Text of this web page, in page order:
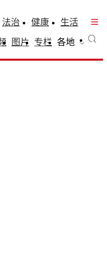
法治 健康
生活
图片 专栏 各地